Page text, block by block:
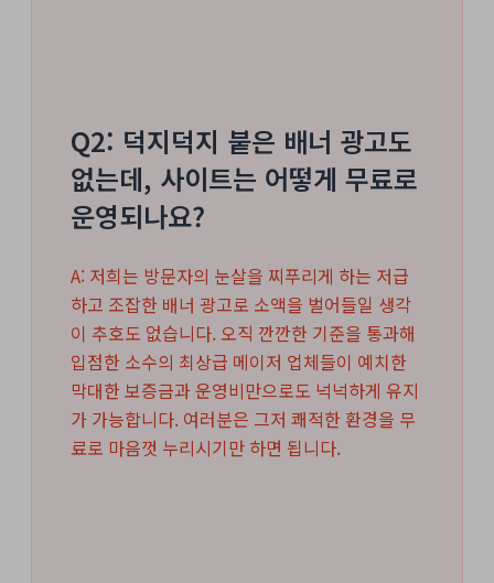
Q2: 덕지덕지 붙은 배너 광고도
없는데, 사이트는 어떻게 무료로
운영되나요?
A: 저희는 방문자의 눈살을 찌푸리게 하는 저급
하고 조잡한 배너 광고로 소액을 벌어들일 생각
이 추호도 없습니다. 오직 깐깐한 기준을 통과해
입점한 소수의 최상급 메이저 업체들이 예치한
막대한 보증금과 운영비만으로도 넉넉하게 유지
가 가능합니다. 여러분은 그저 쾌적한 환경을 무
료로 마음껏 누리시기만 하면 됩니다.